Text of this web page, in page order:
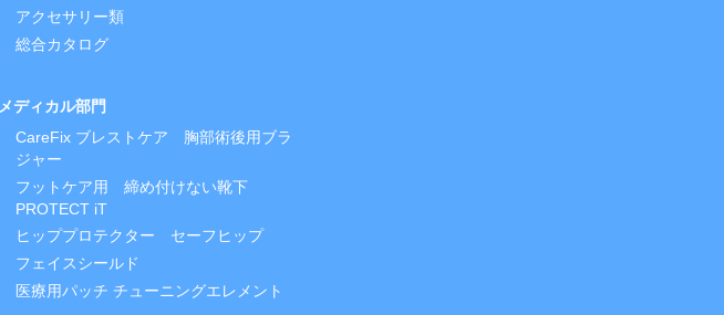
アクセサリー類
総合カタログ
メディカル部門
CareFix ブレストケア 胸部術後用ブラ
ジャー
フットケア用 締め付けない靴下
PROTECT iT
ヒッププロテクター セーフヒップ
フェイスシールド
医療用パッチ チューニングエレメント